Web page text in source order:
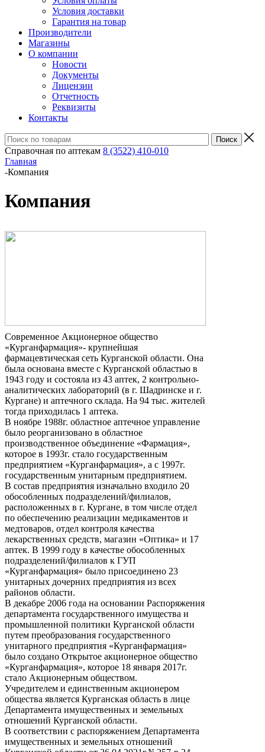
Условия доставки
Гарантия на товар
Производители
Магазины
О компании
Новости
Документы
Лицензии
Отчетность
Реквизиты
Контакты
Справочная по аптекам 8 (3522) 410-010
Главная
-Компания
Компания
Современное Акционерное общество
«Курганфармация»- крупнейшая
фармацевтическая сеть Курганской области. Она
была основана вместе с Курганской областью в
1943 году и состояла из 43 аптек, 2 контрольно-
аналитических лабораторий (в г. Шадринске и г.
Кургане) и аптечного склада. На 94 тыс. жителей
тогда приходилась 1 аптека.
В ноябре 1988г. областное аптечное управление
было реорганизовано в областное
производственное объединение «Фармация»,
которое в 1993г. стало государственным
предприятием «Курганфармация», а с 1997г.
государственным унитарным предприятием.
В состав предприятия изначально входило 20
обособленных подразделений/филиалов,
расположенных в г. Кургане, в том числе отдел
по обеспечению реализации медикаментов и
медтоваров, отдел контроля качества
лекарственных средств, магазин «Оптика» и 17
аптек. В 1999 году в качестве обособленных
подразделений/филиалов к ГУП
«Курганфармация» было присоединено 23
унитарных дочерних предприятия из всех
районов области.
В декабре 2006 года на основании Распоряжения
департамента государственного имущества и
промышленной политики Курганской области
путем преобразования государственного
унитарного предприятия «Курганфармация»
было создано Открытое акционерное общество
«Курганфармация», которое 18 января 2017г.
стало Акционерным обществом.
Учредителем и единственным акционером
общества является Курганская область в лице
Департамента имущественных и земельных
отношений Курганской области.
В соответствии с распоряжением Департамента
имущественных и земельных отношений